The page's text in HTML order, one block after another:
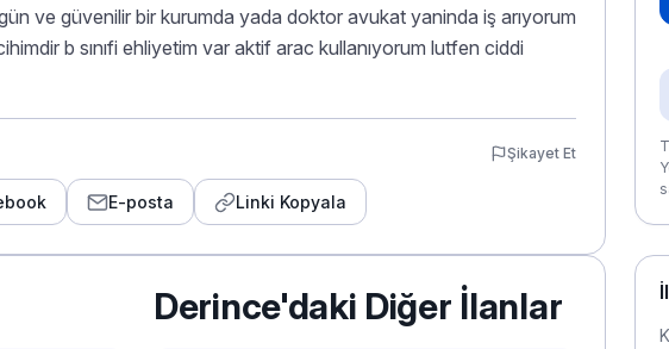
ve güvenilir bir kurumda yada doktor avukat yaninda iş arıyorum
b sınıfi ehliyetim var aktif arac kullanıyorum lutfen ciddi
Şikayet Et
E-posta Linki Kopyala
Derince'daki Diğer İlanlar